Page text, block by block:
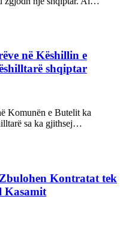
në Këshillin e
shqiptar
Komunën e Butelit ka
sa ka gjithsej…
Kontratat tek
Kasamit